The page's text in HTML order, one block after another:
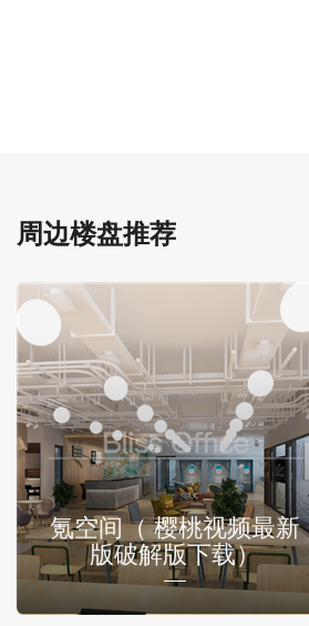
周边楼盘推荐
氪空间（ 樱桃视频最新
版破解版下载）